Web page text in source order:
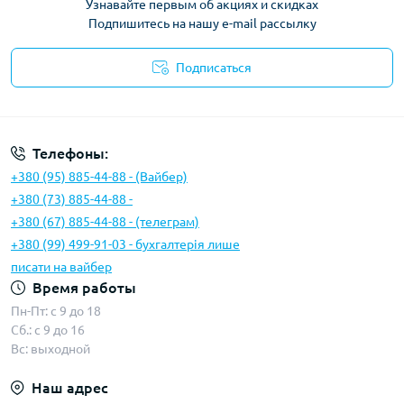
Узнавайте первым об акциях и скидках
Подпишитесь на нашу e-mail рассылку
Подписаться
Телефоны:
+380 (95) 885-44-88 - (Вайбер)
+380 (73) 885-44-88 -
+380 (67) 885-44-88 - (телеграм)
+380 (99) 499-91-03 - бухгалтерія лише
писати на вайбер
Время работы
Пн-Пт: с 9 до 18
Сб.: с 9 до 16
Вс: выходной
Наш адрес